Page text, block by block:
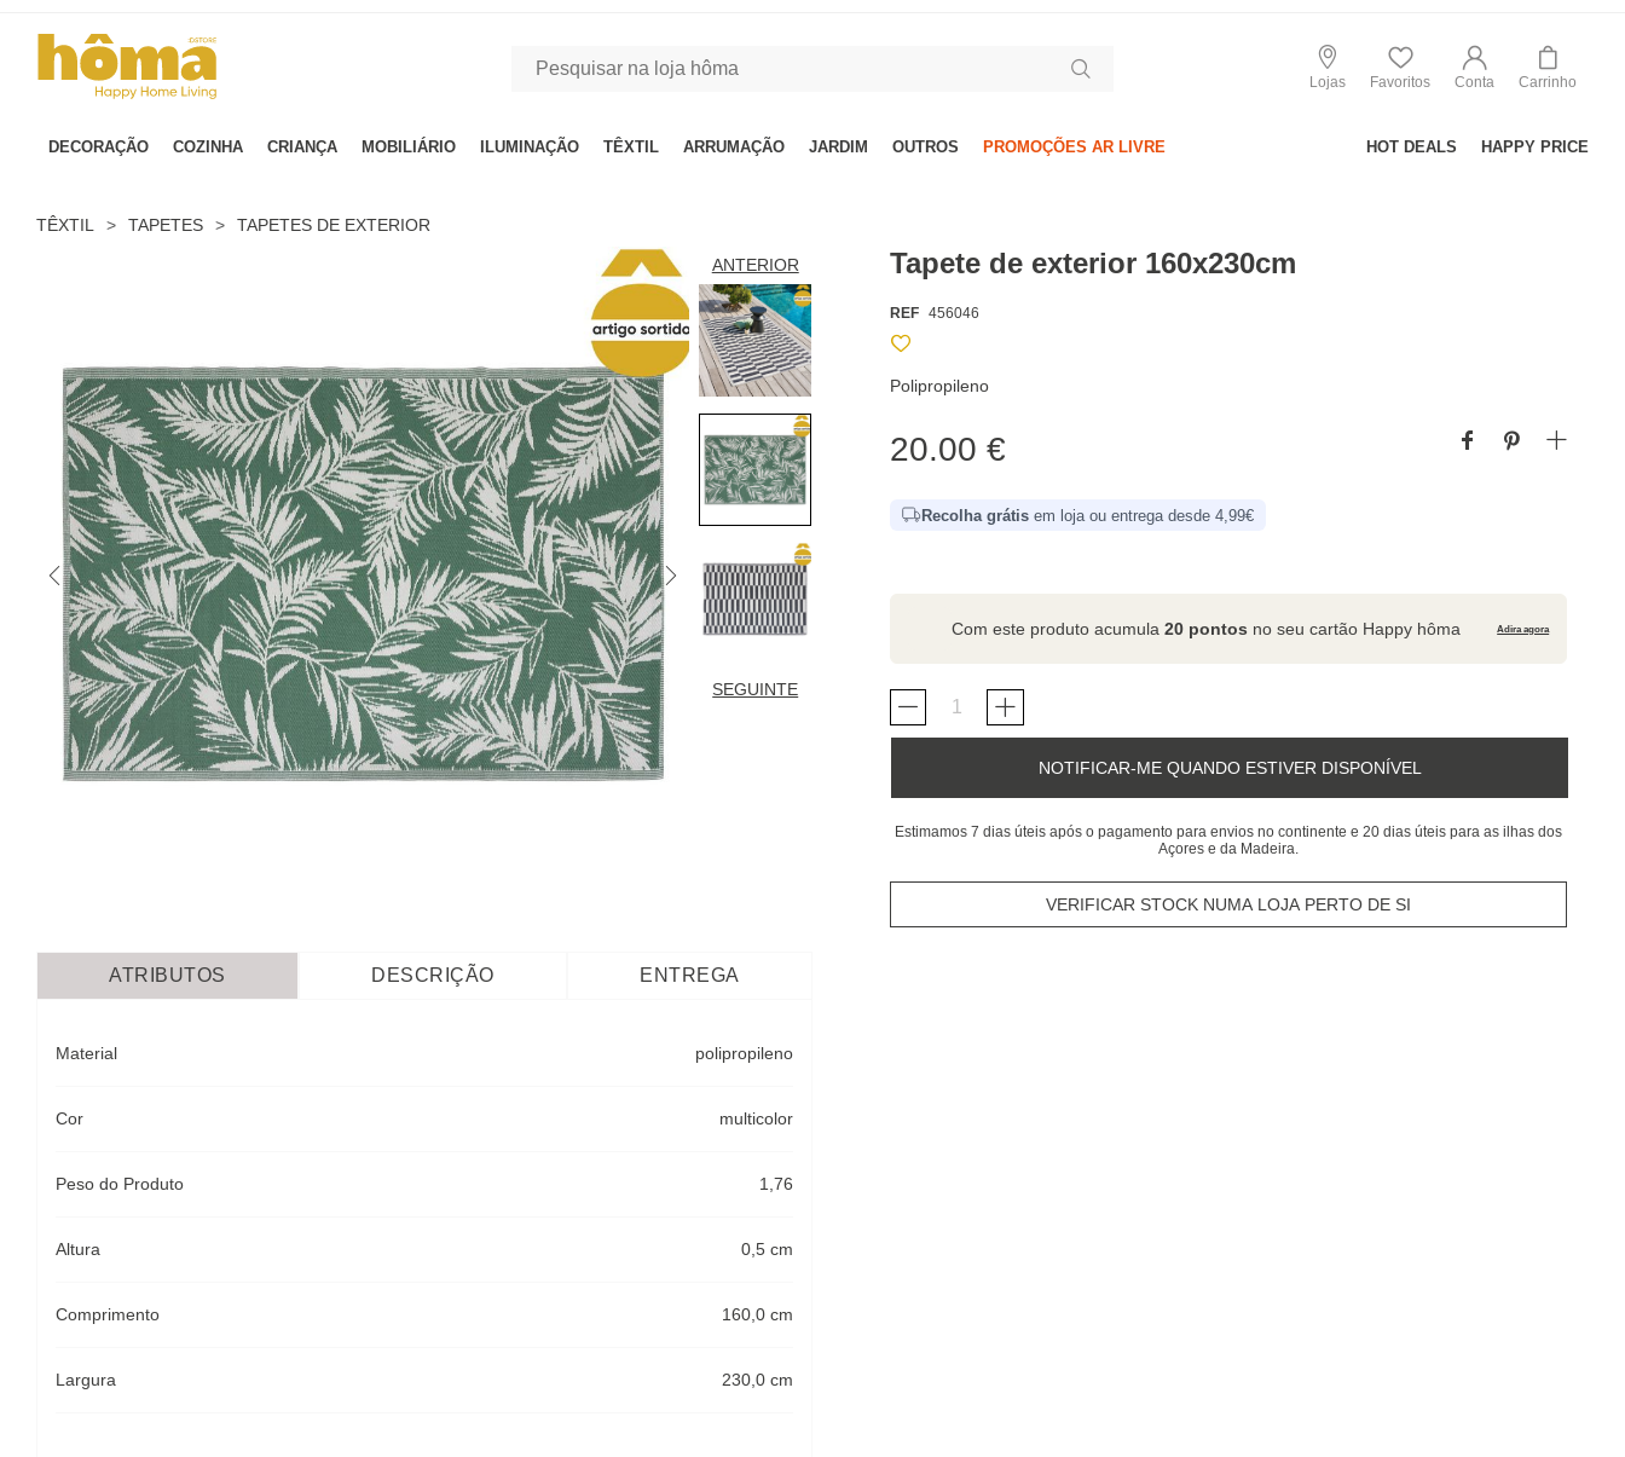
Lojas Favoritos Conta Carrinho
DECORAÇÃO COZINHA CRIANÇA MOBILIÁRIO ILUMINAÇÃO TÊXTIL ARRUMAÇÃO JARDIM OUTROS PROMOÇÕES AR LIVRE HOT DEALS HAPPY PRICE
TÊXTIL > TAPETES > TAPETES DE EXTERIOR
ANTERIOR
SEGUINTE
Tapete de exterior 160x230cm
REF 456046
Polipropileno
20.00 €
Recolha grátis em loja ou entrega desde 4,99€
Com este produto acumula20 pontos no seu cartão Happy hôma Adira agora
NOTIFICAR-ME QUANDO ESTIVER DISPONÍVEL
Estimamos 7 dias úteis após o pagamento para envios no continente e 20 dias úteis para as ilhas dos
Açores e da Madeira.
VERIFICAR STOCK NUMA LOJA PERTO DE SI
ATRIBUTOS DESCRIÇÃO ENTREGA
Material polipropileno
Cor multicolor
Peso do Produto 1,76
Altura 0,5 cm
Comprimento 160,0 cm
Largura 230,0 cm